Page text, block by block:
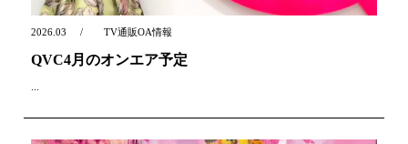
2026.03 TV通販OA情報
QVC4月のオンエア予定
...